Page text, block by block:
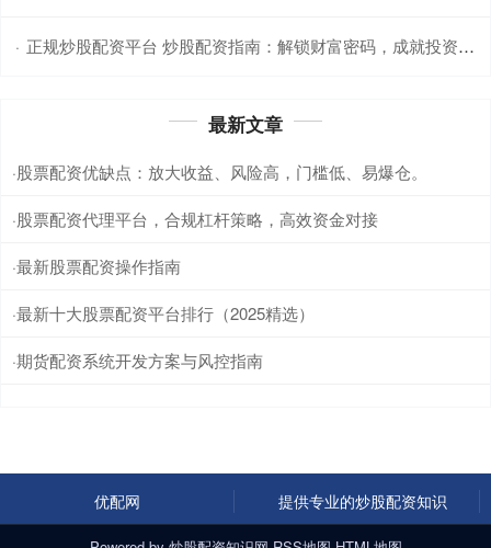
· 正规炒股配资平台 炒股配资指南：解锁财富密码，成就投资梦想
最新文章
·股票配资优缺点：放大收益、风险高，门槛低、易爆仓。
·股票配资代理平台，合规杠杆策略，高效资金对接
·最新股票配资操作指南
·最新十大股票配资平台排行（2025精选）
·期货配资系统开发方案与风控指南
优配网 提供专业的炒股配资知识